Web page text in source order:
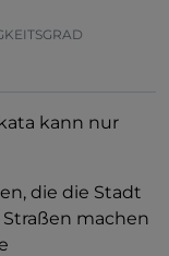
kann nur
die die Stadt
machen